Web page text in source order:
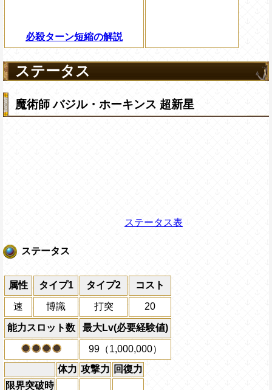
必殺ターン短縮の解説
ステータス
魔術師 バジル・ホーキンス 超新星
ステータス表
ステータス
属性 タイプ1 タイプ2 コスト
速 博識 打突 20
能力スロット数 最大Lv(必要経験値)
99（1,000,000）
体力 攻撃力 回復力
限界突破時